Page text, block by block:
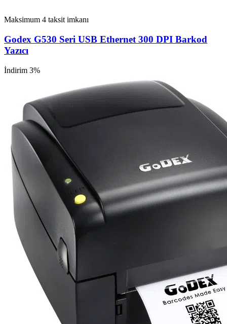
Maksimum 4 taksit imkanı
Godex G530 Seri USB Ethernet 300 DPI Barkod
Yazıcı
İndirim 3%